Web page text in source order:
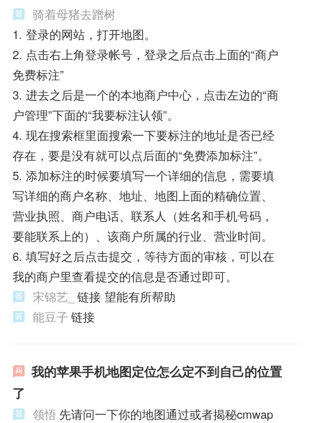
骑着母猪去蹭树
1. 登录的网站，打开地图。
2. 点击右上角登录帐号，登录之后点击上面的“商户
免费标注”
3. 进去之后是一个的本地商户中心，点击左边的“商
户管理”下面的“我要标注认领”。
4. 现在搜索框里面搜索一下要标注的地址是否已经
存在，要是没有就可以点后面的“免费添加标注”。
5. 添加标注的时候要填写一个详细的信息，需要填
写详细的商户名称、地址、地图上面的精确位置、
营业执照、商户电话、联系人（姓名和手机号码，
要能联系上的）、该商户所属的行业、营业时间。
6. 填写好之后点击提交，等待方面的审核，可以在
我的商户里查看提交的信息是否通过即可。
宋锦艺_ 链接 望能有所帮助
能豆子 链接
我的苹果手机地图定位怎么定不到自己的位置
了
领悟 先请问一下你的地图通过或者揭秘cmwap